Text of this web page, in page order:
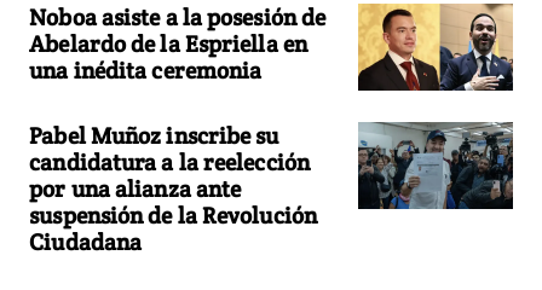
Noboa asiste a la posesión de
Abelardo de la Espriella en
una inédita ceremonia
Pabel Muñoz inscribe su
candidatura a la reelección
por una alianza ante
suspensión de la Revolución
Ciudadana